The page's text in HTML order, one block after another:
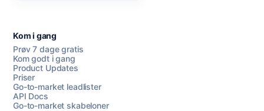
Kom i gang
Prøv 7 dage gratis
Kom godt i gang
Product Updates
Priser
Go-to-market leadlister
API Docs
Go-to-market skabeloner